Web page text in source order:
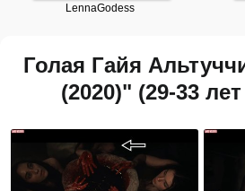
Голая Гайя
(2020)" (29-33